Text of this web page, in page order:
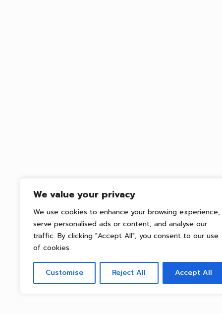
We value your privacy
We use cookies to enhance your browsing experience,
serve personalised ads or content, and analyse our
traffic. By clicking "Accept All", you consent to our use
of cookies.
Customise Reject All Accept All